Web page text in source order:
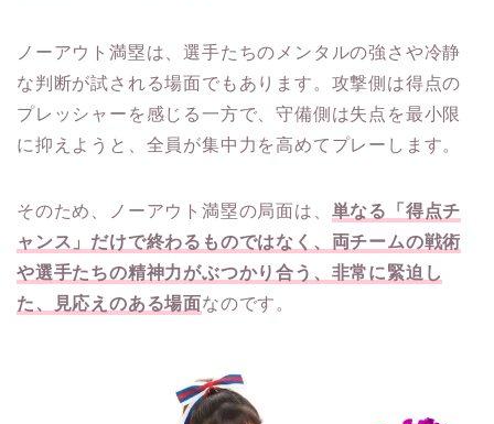
ノーアウト満塁は、選手たちのメンタルの強さや冷静
な判断が試される場面でもあります。攻撃側は得点の
プレッシャーを感じる一方で、守備側は失点を最小限
に抑えようと、全員が集中力を高めてプレーします。
そのため、ノーアウト満塁の局面は、 単なる「得点チ
ャンス」だけで終わるものではなく、両チームの戦術
や選手たちの精神力がぶつかり合う、非常に緊迫し
た、見応えのある場面なのです。